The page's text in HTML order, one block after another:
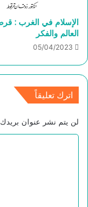
الإسلام في الغرب :
العالم والفكر
05/04/2023
اترك تعليقاً
لن يتم نشر عنوان بريدك